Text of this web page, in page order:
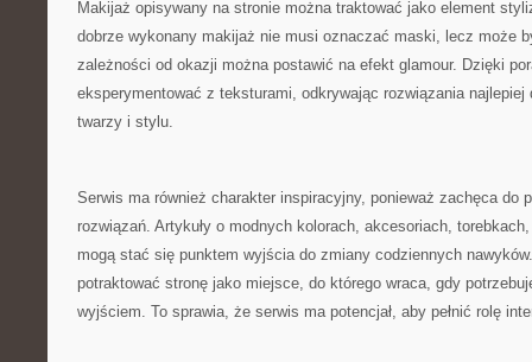
Makijaż opisywany na stronie można traktować jako element
dobrze wykonany makijaż nie musi oznaczać maski, lecz może
zależności od okazji można postawić na efekt glamour. Dzięki
eksperymentować z teksturami, odkrywając rozwiązania najlepiej
twarzy i stylu.
Serwis ma również charakter inspiracyjny, ponieważ zachęca do
rozwiązań. Artykuły o modnych kolorach, akcesoriach,
mogą stać się punktem wyjścia do zmiany codziennych
potraktować stronę jako miejsce, do którego wraca, gdy
wyjściem. To sprawia, że serwis ma potencjał, aby pełnić rolę